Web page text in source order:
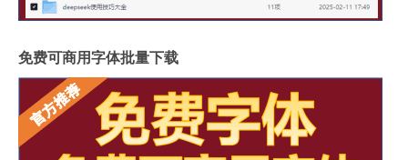
免费可商用字体批量下载